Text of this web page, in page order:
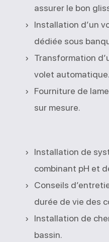
assurer le bon
Installation d’un
dédiée sous
Transformation
volet automatique.
Fourniture de
sur mesure.
Installation de
combinant pH et
Conseils
durée de vie des
Installation de
bassin.